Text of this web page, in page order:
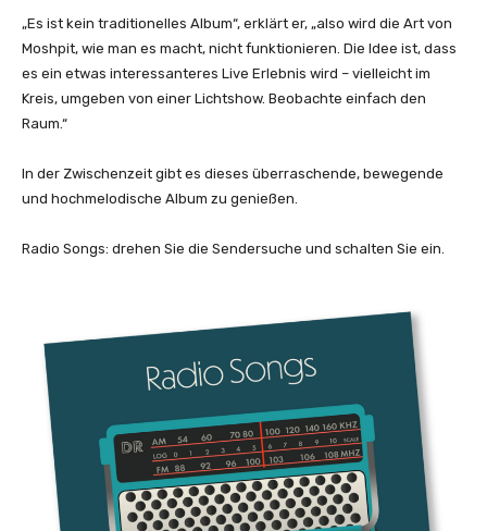
„Es ist kein traditionelles Album“, erklärt er, „also wird die Art von
Moshpit, wie man es macht, nicht funktionieren. Die Idee ist, dass
es ein etwas interessanteres Live Erlebnis wird – vielleicht im
Kreis, umgeben von einer Lichtshow. Beobachte einfach den
Raum.“
In der Zwischenzeit gibt es dieses überraschende, bewegende
und hochmelodische Album zu genießen.
Radio Songs: drehen Sie die Sendersuche und schalten Sie ein.